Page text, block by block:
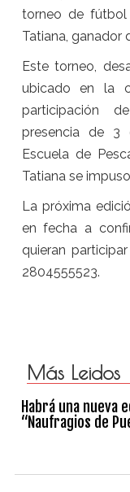
torneo de fútbol
Tatiana, ganador
Este torneo,
ubicado en la
participación
presencia de 3
Escuela de
Tatiana se
La próxima
en fecha a
quieran
2804555523.
Más Leidos
Habrá una nueva
“Naufragios de